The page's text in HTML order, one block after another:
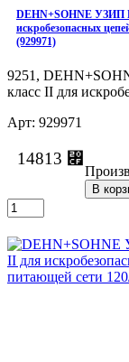
DEHN+SOHNE УЗИП
искробезопасных
(929971)
9251,
класс II для
Арт: 929971
14813 ⃏
В